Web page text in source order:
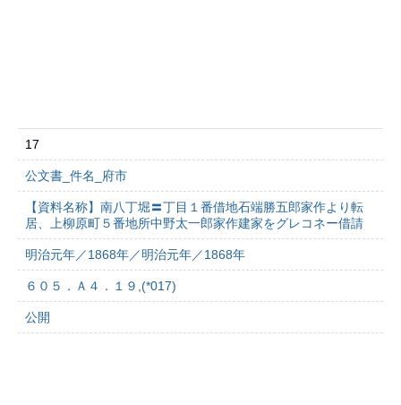
17
公文書_件名_府市
【資料名称】南八丁堀〓丁目１番借地石端勝五郎家作より転
居、上柳原町５番地所中野太一郎家作建家をグレコネー借請
明治元年／1868年／明治元年／1868年
６０５．Ａ４．１９,(*017)
公開